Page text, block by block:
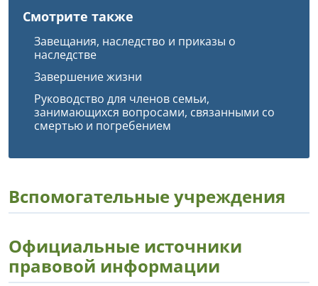
Смотрите также
Завещания, наследство и приказы о
наследстве
Завершение жизни
Руководство для членов семьи,
занимающихся вопросами, связанными со
смертью и погребением
Вспомогательные учреждения
Официальные источники
правовой информации